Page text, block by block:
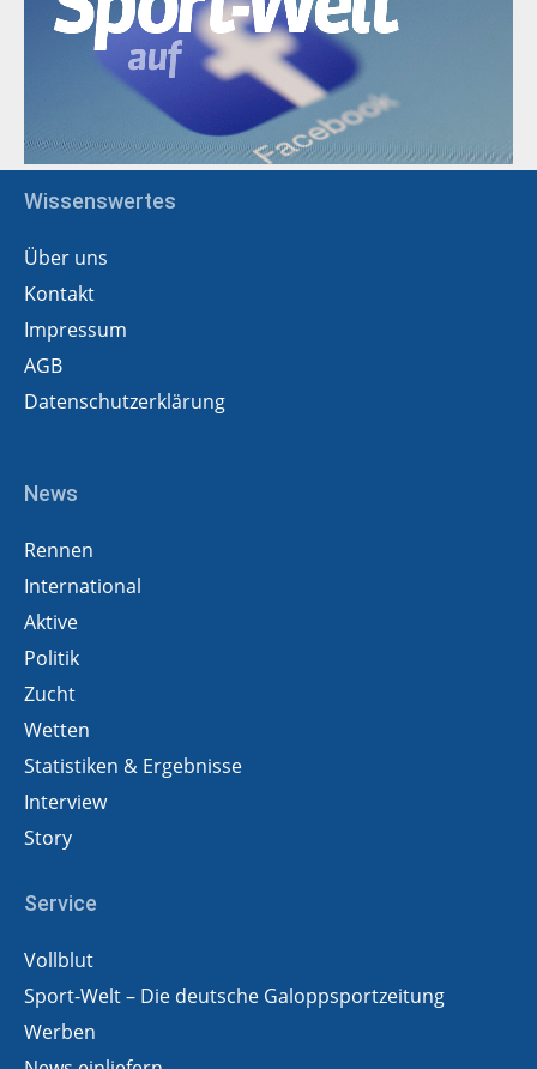
Wissenswertes
Über uns
Kontakt
Impressum
AGB
Datenschutzerklärung
News
Rennen
International
Aktive
Politik
Zucht
Wetten
Statistiken & Ergebnisse
Interview
Story
Service
Vollblut
Sport-Welt – Die deutsche Galoppsportzeitung
Werben